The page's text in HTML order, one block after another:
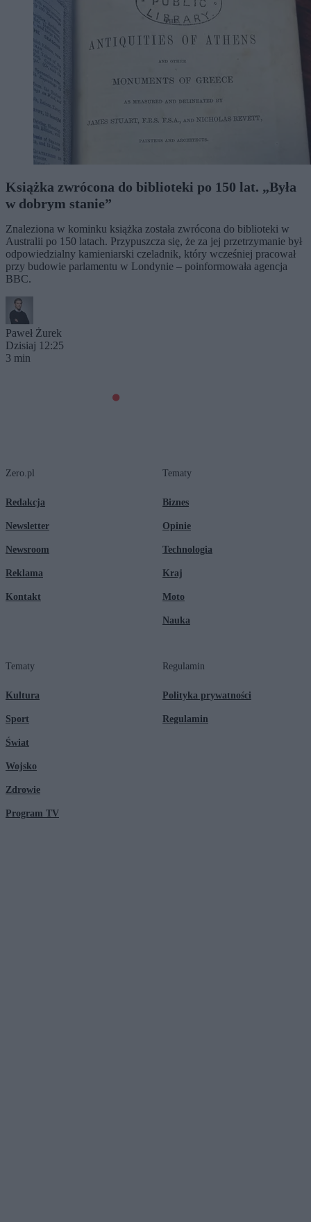
Książka zwrócona do biblioteki po 150 lat. „Była
w dobrym stanie”
Znaleziona w kominku książka została zwrócona do biblioteki w
Australii po 150 latach. Przypuszcza się, że za jej przetrzymanie był
odpowiedzialny kamieniarski czeladnik, który wcześniej pracował
przy budowie parlamentu w Londynie – poinformowała agencja
BBC.
Paweł Żurek
Dzisiaj 12:25
3 min
Zero.pl
Redakcja
Newsletter
Newsroom
Reklama
Kontakt
Tematy
Biznes
Opinie
Technologia
Kraj
Moto
Nauka
Tematy
Kultura
Sport
Świat
Wojsko
Zdrowie
Program TV
Regulamin
Polityka prywatności
Regulamin